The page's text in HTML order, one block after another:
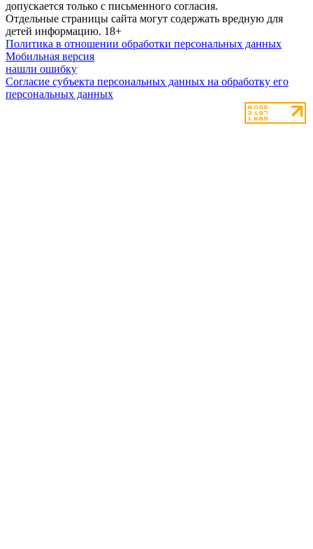
допускается только с письменного согласия.
Отдельные страницы сайта могут содержать вредную для
детей информацию. 18+
Политика в отношении обработки персональных данных
Мобильная версия
нашли ошибку
Согласие субъекта персональных данных на обработку его
персональных данных